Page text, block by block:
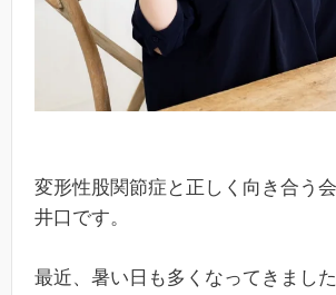
変形性股関節症と正しく向き合う会
井口です。
最近、暑い日も多くなってきました